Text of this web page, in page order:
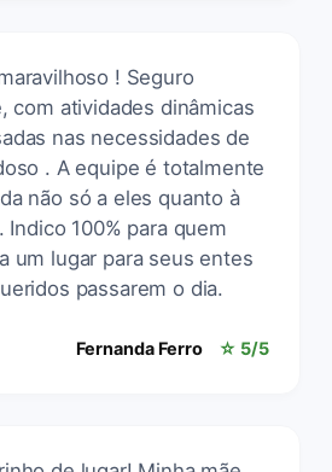
! Seguro
com atividades dinâmicas
nas necessidades de
. A equipe é totalmente
não só a eles quanto à
Indico 100% para quem
um lugar para seus entes
passarem o dia.
Fernanda Ferro ☆ 5/5